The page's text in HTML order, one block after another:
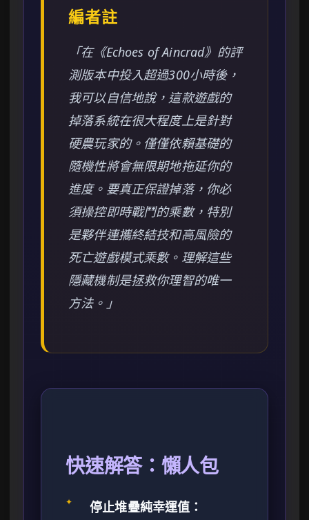
編者註
「在《Echoes of Aincrad》的評
測版本中投入超過300小時後，
我可以自信地說，這款遊戲的
掉落系統在很大程度上是針對
硬農玩家的。僅僅依賴基礎的
隨機性將會無限期地拖延你的
進度。要真正保證掉落，你必
須操控即時戰鬥的乘數，特別
是夥伴連攜終結技和高風險的
死亡遊戲模式乘數。理解這些
隱藏機制是拯救你理智的唯一
方法。」
快速解答：懶人包
✦
停止堆疊純幸運值：